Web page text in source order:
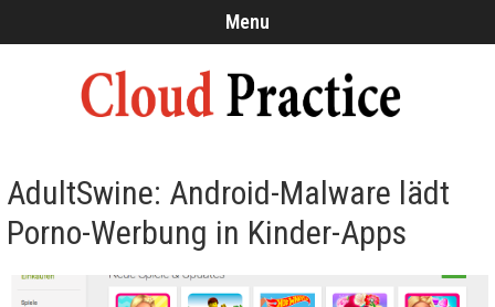
Menu
AdultSwine: Android-Malware lädt
Porno-Werbung in Kinder-Apps